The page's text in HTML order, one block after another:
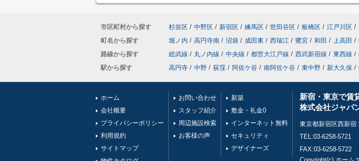
市区町村から探す 杉並区 / 中野区 / 新宿区 / 練馬区 / 世田谷区 / 板橋区 / 江戸川区 /
町名から探す
堀ノ内 / 高円寺南 / 沼袋 / 成田東 / 西瑞江 / 鷺宮 / 和田 / 上高田 /
路線から探す
総武線 / 丸ノ内線 / 中央線 / 都営大江戸線 / 西武新宿線 / 東西線 /
駅から探す
高円寺 / 中野 / 荻窪 / 阿佐ケ谷 / 南阿佐ケ谷 / 東中野 / 新大久保 /
ホーム
会社概要
プライバシーポリシー
利用規約
サイトマップ
お問い合わせ
スタッフ紹介
周辺施設検索
お客様の声
新築
敷金・礼金0
インターネット無料
セキュリティ
デザイナーズ
新宿・東京で賃
株式会社ジャパ
東京都新宿区西新宿
TEL:03-6258-5721
FAX:03-6258-5722